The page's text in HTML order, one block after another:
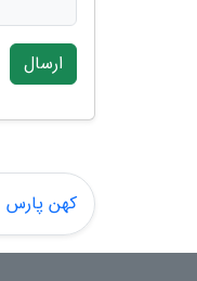
ارسال
کهن پارس